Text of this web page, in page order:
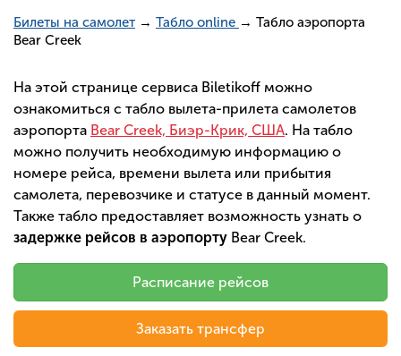
Билеты на самолет → Табло online → Табло аэропорта
Bear Creek
На этой странице сервиса Biletikoff можно
ознакомиться с табло вылета-прилета самолетов
аэропорта Bear Creek, Биэр-Крик, США. На табло
можно получить необходимую информацию о
номере рейса, времени вылета или прибытия
самолета, перевозчике и статусе в данный момент.
Также табло предоставляет возможность узнать о
задержке рейсов в аэропорту Bear Creek.
Расписание рейсов
Заказать трансфер